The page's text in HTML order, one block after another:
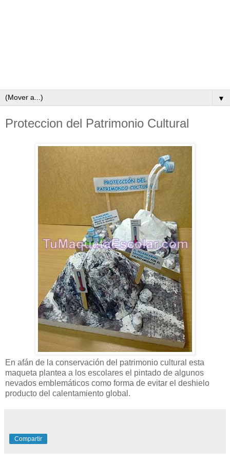
▼
Proteccion del Patrimonio Cultural
En afán de la conservación del patrimonio cultural esta
maqueta plantea a los escolares el pintado de algunos
nevados emblemáticos como forma de evitar el deshielo
producto del calentamiento global.
Compartir